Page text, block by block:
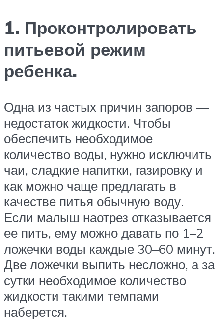
1. Проконтролировать
питьевой режим
ребенка.
Одна из частых причин запоров —
недостаток жидкости. Чтобы
обеспечить необходимое
количество воды, нужно исключить
чаи, сладкие напитки, газировку и
как можно чаще предлагать в
качестве питья обычную воду.
Если малыш наотрез отказывается
ее пить, ему можно давать по 1–2
ложечки воды каждые 30–60 минут.
Две ложечки выпить несложно, а за
сутки необходимое количество
жидкости такими темпами
наберется.